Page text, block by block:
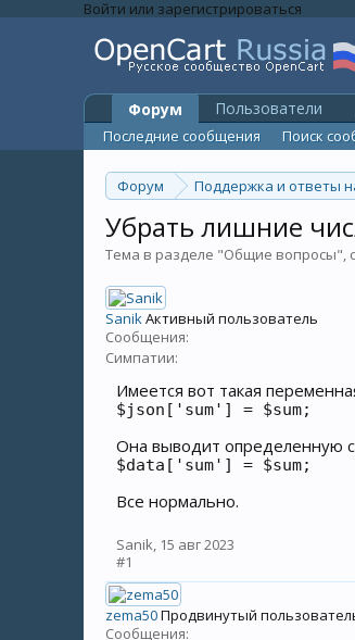
Войти или зарегистрироваться
Форум Поддержка и ответы
Убрать лишние
Тема в разделе "Общие вопросы",
SanikАктивный пользователь
Сообщения:
Симпатии:
Имеется вот такая
$json['sum'] = $sum;
Она выводит определенную
$data['sum'] = $sum;
Все нормально.
Sanik, 15 авг 2023
#1
zema50Продвинутый
Сообщения:
Форум
Последние сообщения Поиск
Пользователи